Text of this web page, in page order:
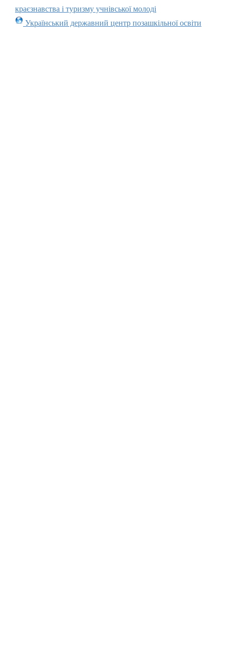
краєзнавства і туризму учнівської молоді
Український державний центр позашкільної освіти